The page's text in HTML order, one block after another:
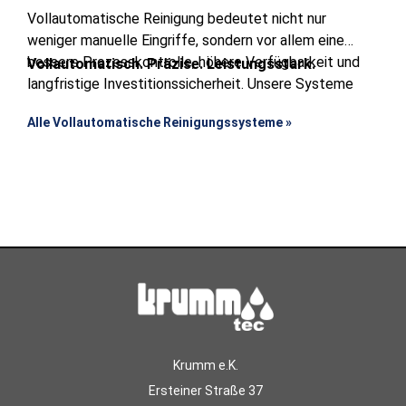
Vollautomatische Reinigung bedeutet nicht nur
weniger manuelle Eingriffe, sondern vor allem eine
bessere Prozesskontrolle, höhere Verfügbarkeit und
langfristige Investitionssicherheit. Unsere Systeme
eine gleichbleibend hohe Bauteilqualität –
Vollautomatisch. Präzise. Leistungsstark.
Alle Vollautomatische Reinigungssysteme »
Krumm e.K.
Ersteiner Straße 37